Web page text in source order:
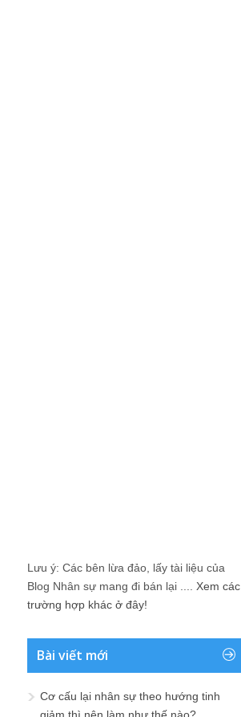
Lưu ý: Các bên lừa đảo, lấy tài liệu của
Blog Nhân sự mang đi bán lại .... Xem các
trường hợp khác ở đây!
Bài viết mới
Cơ cấu lại nhân sự theo hướng tinh